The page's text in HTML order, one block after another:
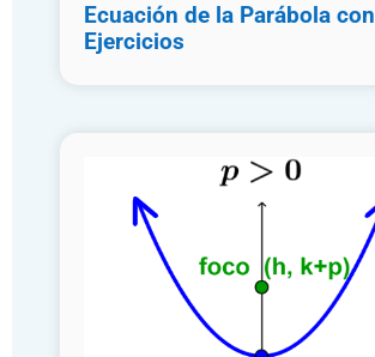
Ecuación de la Parábola con
Ejercicios